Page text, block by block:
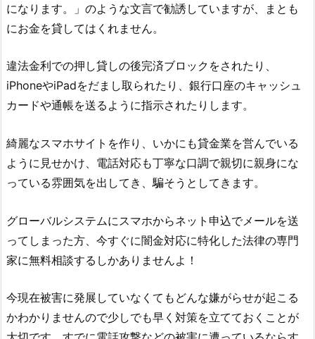
になります。」のような文言 で勧誘していますが、まとも
にお金を貸してはくれません。
違法金利での押し貸しの後完済ブロックをされたり、
iPhoneやiPadをだまし取られたり、銀行口座のキャッシュ
カードや通帳を送るように指示されたりします。
綺麗なスマホサイトを作り、いかにも貸金業を営んでいる
ように見せかけ、電話対応も丁寧な口調で親切に親身にな
っている雰囲気を出してき、騙そうとしてきます。
グローバルシステムにスマホからネット申込でメールを送
ってしまった方、今すぐに闇金対応に特化した法律の専門
家に無料相談するしかありませんよ！
今現在被害に発展していなくてもどんな嫌がらせが起こる
かわかりませんので少しでも早く対策を立てておくことが